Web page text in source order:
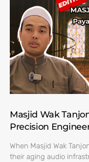
Masjid Wak
Precision
When Masjid Wak
their aging audio